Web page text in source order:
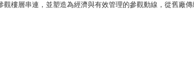
樓層串連，並塑造為經濟與有效管理的參觀動線，從舊廠